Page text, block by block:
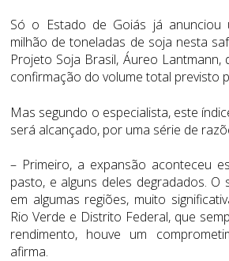
Só o Estado de Goiás já anunciou
milhão de toneladas de soja nesta
Projeto Soja Brasil, Áureo Lantmann,
confirmação do volume total previsto
Mas segundo o especialista, este
será alcançado, por uma série de
– Primeiro, a expansão aconteceu
pasto, e alguns deles degradados.
em algumas regiões, muito
Rio Verde e Distrito Federal, que
rendimento, houve um
afirma.